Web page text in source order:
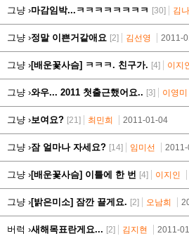
그냥 ›마감임박...ㅋㅋㅋㅋㅋㅋㅋㅋ [30] 김
그냥 ›정말 이쁜거같애요 [2] 김선영 2011-
그냥 ›[배운꽃사슴] ㅋㅋㅋ. 친구가. [4] 이지
그냥 ›와우... 2011 첫출근했어요.. [3] 이영미
그냥 ›보여요? [21] 최민희 2011-01-04
그냥 ›잠 얼마나 자세요? [14] 임미선
그냥 ›[배운꽃사슴] 이틀에 한 번 [4] 이지인
그냥 ›[밝은미소] 잠깐 끌게요. [2] 오남희
버럭 ›새해목표란게요... [2] 김지현 2011-